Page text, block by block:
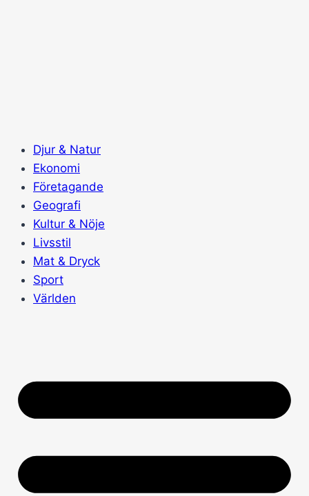
Djur & Natur
Ekonomi
Företagande
Geografi
Kultur & Nöje
Livsstil
Mat & Dryck
Sport
Världen